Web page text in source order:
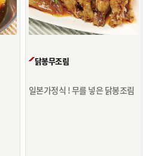
닭봉무조림
일본가정식 ! 무를 넣은 닭봉조림